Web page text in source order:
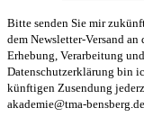
Bitte senden Sie mir
dem Newsletter-Versand
Erhebung, Verarbeitung
Datenschutzerklärung bin
künftigen Zusendung
akademie@tma-bensberg.de